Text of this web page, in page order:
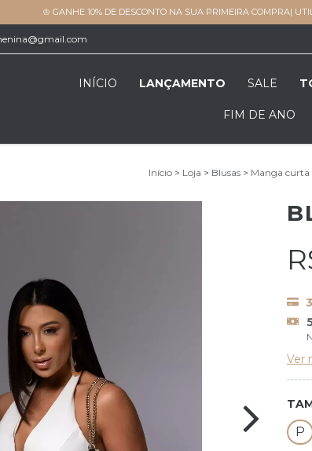
♔ GANHE 10% DE DESCONTO NA SUA PRIMEIRA COMPRA|
INÍCIO LANÇAMENTO SALE
FIM DE ANO
Início > Loja > Blusas > Manga curta
3
Ver
P